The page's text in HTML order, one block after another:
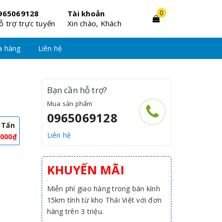
trợ trực tuyến
Tài khoản
Xin chào, Khách
0
hàng Liên hệ
Bạn cần hỗ trợ?
Mua sản phẩm
0965069128
Liên hệ
KHUYẾN MÃI
Miễn phí giao hàng trong bán kính
15km tính từ kho Thái Việt với đơn
hàng trên 3 triệu.